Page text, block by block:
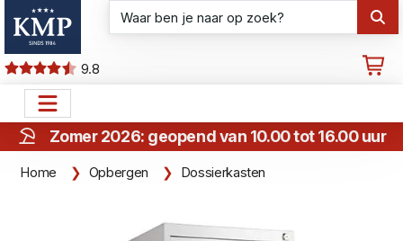
9.8
Zomer 2026: geopend van 10.00 tot 16.00 uur
Home Opbergen Dossierkasten